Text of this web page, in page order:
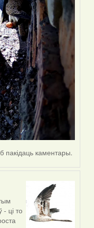
пакідаць каментары.
- ці то